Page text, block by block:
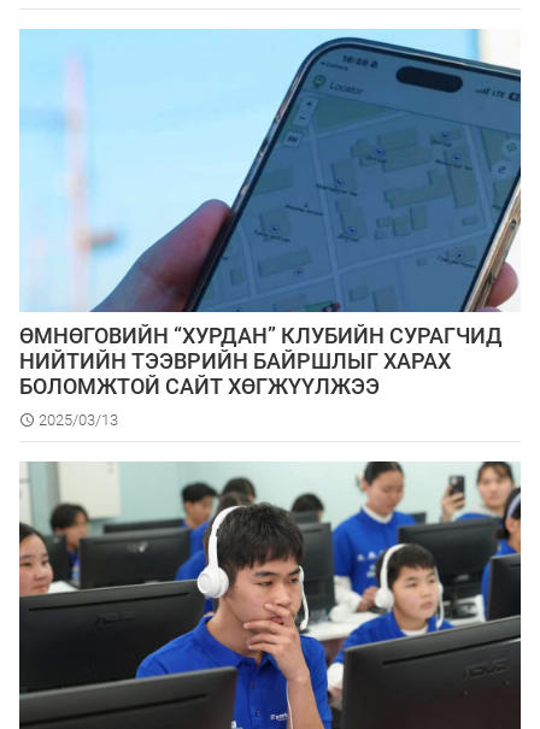
ӨМНӨГОВИЙН “ХУРДАН” КЛУБИЙН СУРАГЧИД
НИЙТИЙН ТЭЭВРИЙН БАЙРШЛЫГ ХАРАХ
БОЛОМЖТОЙ САЙТ ХӨГЖҮҮЛЖЭЭ
2025/03/13